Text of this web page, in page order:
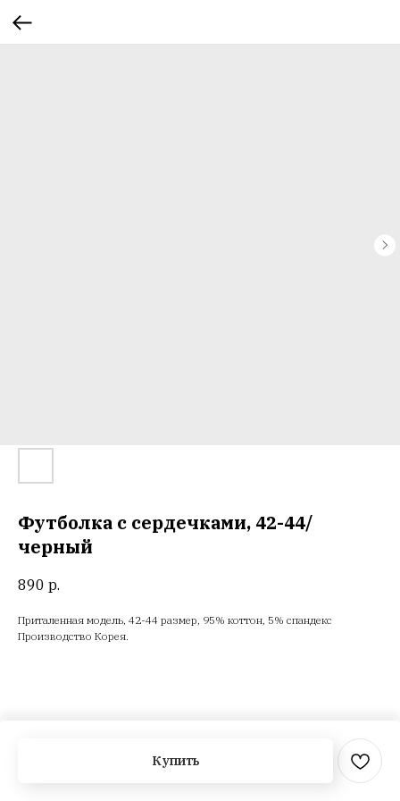
Футболка с сердечками, 42-44/
черный
890 р.
Купить
Приталенная модель, 42-44 размер, 95% коттон, 5% спандекс
Производство Корея.